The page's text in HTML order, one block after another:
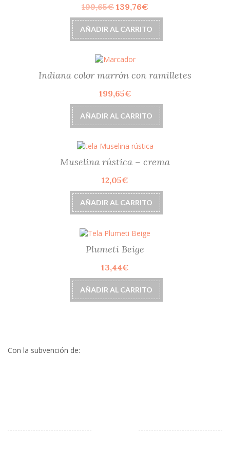
199,65€ El
precio
original
era:
139,76€
precio
actual
es:
AÑADIR AL CARRITO
Indiana color marrón con ramilletes
199,65€
AÑADIR AL CARRITO
Muselina rústica – crema
12,05€
AÑADIR AL CARRITO
Plumeti Beige
13,44€
AÑADIR AL CARRITO
Con la subvención de: